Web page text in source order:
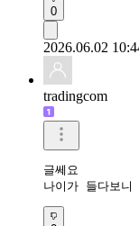
0
2026.06.02
tradingcom
글쎄요
나이가 들다보니